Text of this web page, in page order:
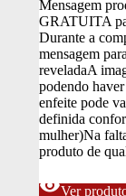
Mensagem
GRATUITA
Durante a
mensagem
reveladaA
podendo
enfeite pode
definida
mulher)Na
produto de
visibilityVer